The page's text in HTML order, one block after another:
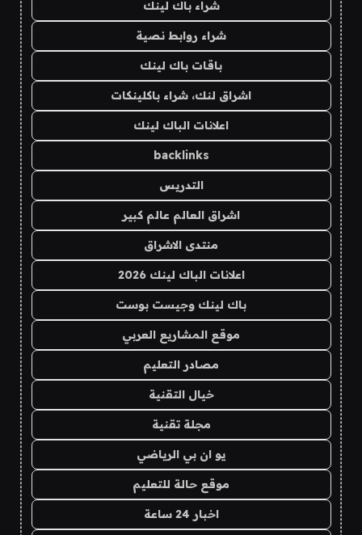
شراء باك لينك
شراء روابط نصية
باقات باك لينك
اشراق لنك، شراء باكلينكات
اعلانات الباك لينك
backlinks
التدريس
اشراق العالم عالم كبير
منتدى الاشراق
اعلانات الباك لينك 2026
باك لينك وجيست بوست
موقع المشاريع العربي
مصادر التعليم
خيال التقنية
مجلة تقنية
يو ان بي الرياضي
موقع حالة للتعليم
اخبار 24 ساعة